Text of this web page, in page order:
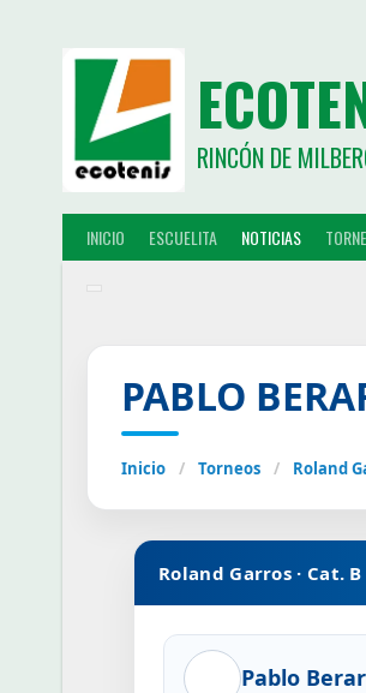
RINCÓN DE
INICIO ESCUELITA NOTICIAS
PABLO
Inicio / Torneos / Roland
Roland Garros · Cat. B
Pablo